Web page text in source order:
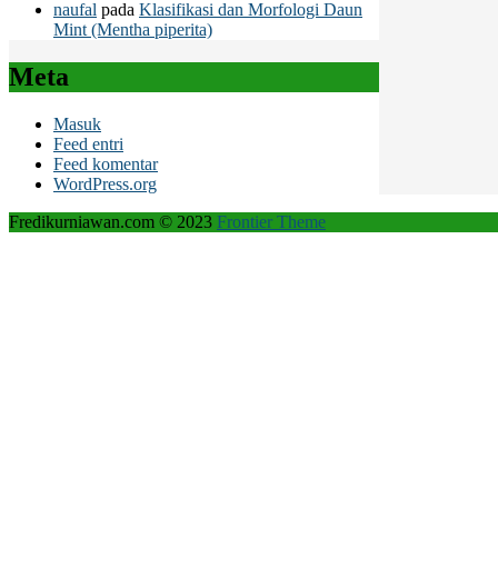
naufal pada Klasifikasi dan Morfologi Daun
Mint (Mentha piperita)
Meta
Masuk
Feed entri
Feed komentar
WordPress.org
Fredikurniawan.com © 2023 Frontier Theme